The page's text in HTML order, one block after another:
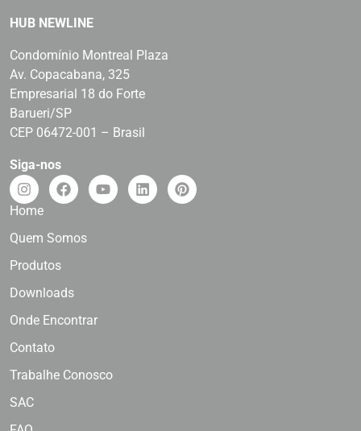
HUB NEWLINE
Condomínio Montreal Plaza
Av. Copacabana, 325
Empresarial 18 do Forte
Barueri/SP
CEP 06472-001 – Brasil
Siga-nos
Home
Quem Somos
Produtos
Downloads
Onde Encontrar
Contato
Trabalhe Conosco
SAC